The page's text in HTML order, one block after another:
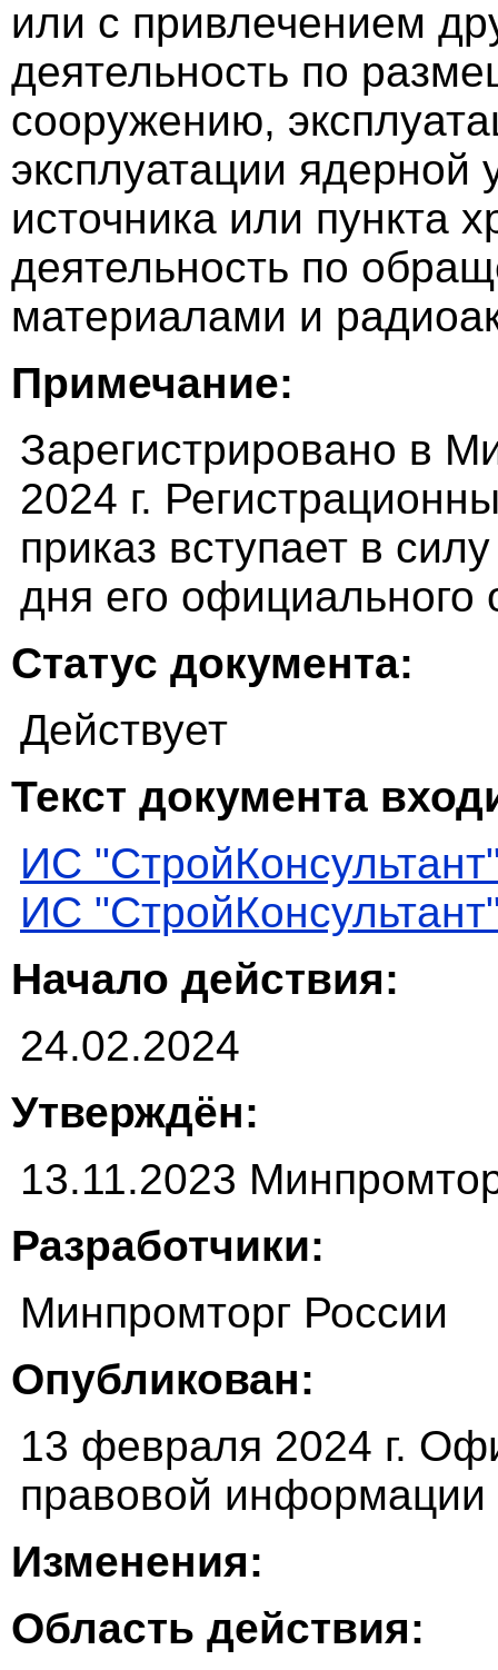
или с привлечением
деятельность по
сооружению,
эксплуатации ядерной
источника или пункта
деятельность по
материалами и
Примечание:
Зарегистрировано в
2024 г.
приказ вступает в
дня его официального
Статус документа:
Действует
Текст документа
ИС
ИС
Начало действия:
24.02.2024
Утверждён:
13.11.2023
Разработчики:
Минпромторг России
Опубликован:
13 февраля 2024 г.
правовой информации
Изменения:
Область действия: